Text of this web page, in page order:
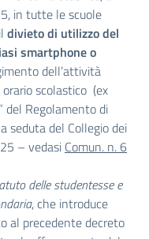
in tutte le scuole
divieto di utilizzo del
smartphone o
dell’attività
scolastico (ex
del Regolamento di
seduta del Collegio dei
– vedasi Comun. n. 6
delle studentesse e
, che introduce
al precedente decreto